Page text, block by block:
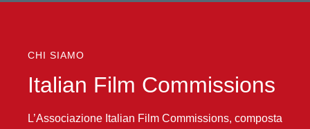
Italian Film
Commissions
CHI SIAMO
Italian Film Commissions
L’Associazione Italian Film Commissions, composta